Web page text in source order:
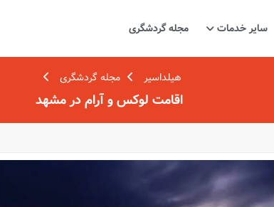
سایر خدمات مجله گردشگری
هیلداسیر مجله گردشگری
اقامت لوکس و آرام در مشهد